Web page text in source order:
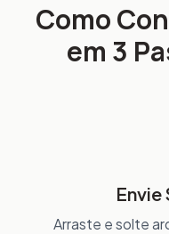
Como
em 3
Envie
Arraste e solte